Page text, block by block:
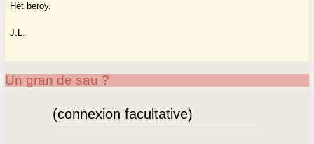
Hèt beroy.
J.L.
Un gran de sau ?
(connexion facultative)